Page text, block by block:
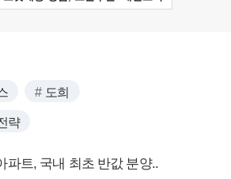
도희
략
파트, 국내 최초 반값 분양..